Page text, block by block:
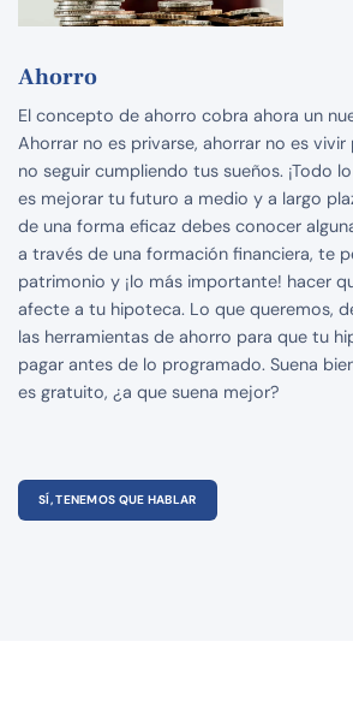
Ahorro
El concepto de ahorro cobra ahora un
Ahorrar no es privarse, ahorrar no es vivir
no seguir cumpliendo tus sueños. ¡Todo
es mejorar tu futuro a medio y a largo
de una forma eficaz debes conocer
a través de una formación financiera, te
patrimonio y ¡lo más importante! hacer
afecte a tu hipoteca. Lo que queremos,
las herramientas de ahorro para que tu
pagar antes de lo programado. Suena
es gratuito, ¿a que suena mejor?
SÍ, TENEMOS QUE HABLAR